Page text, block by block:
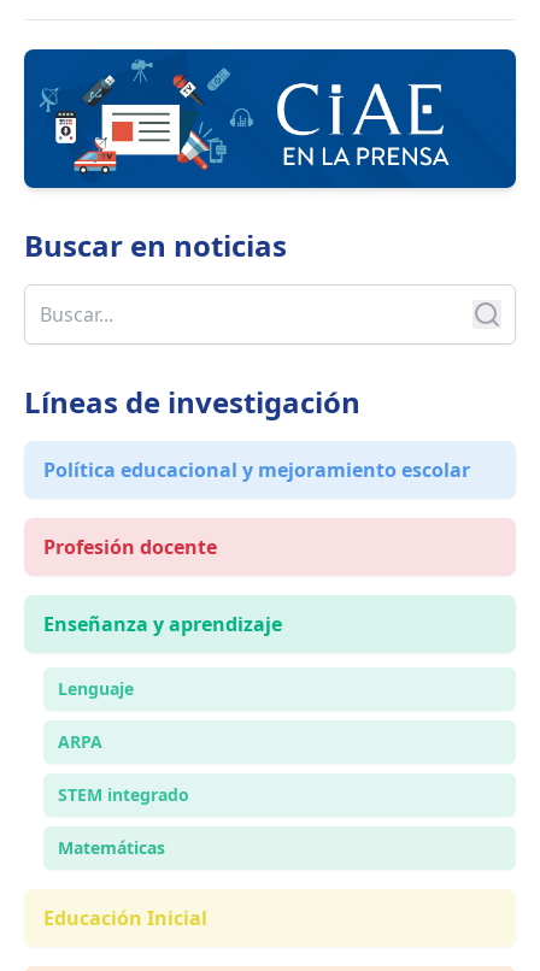
Buscar en noticias
Líneas de investigación
Política educacional y mejoramiento escolar
Profesión docente
Enseñanza y aprendizaje
Lenguaje
ARPA
STEM integrado
Matemáticas
Educación Inicial